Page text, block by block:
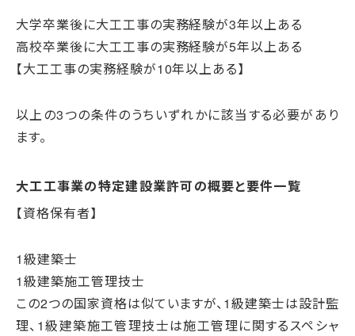
大学卒業後に大工工事の実務経験が3年以上ある
高校卒業後に大工工事の実務経験が5年以上ある
【大工工事の実務経験が10年以上ある】
以上の3つの条件のうちいずれかに該当する必要があり
ます。
大工工事業の特定建設業許可の概要と要件一覧
【資格保有者】
1級建築士
1級建築施工管理技士
この2つの国家資格は似ていますが、1級建築士は設計監
理、1級建築施工管理技士は施工管理に関するスペシャ